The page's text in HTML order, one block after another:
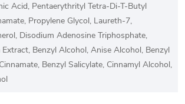
Acid, Pentaerythrityl Tetra-Di-T-Butyl
Propylene Glycol, Laureth-7,
Disodium Adenosine Triphosphate,
Benzyl Alcohol, Anise Alcohol, Benzyl
Benzyl Salicylate, Cinnamyl Alcohol,